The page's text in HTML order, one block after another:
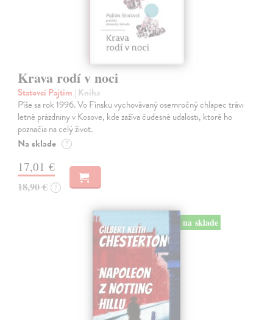
Krava rodí v noci
Statovci Pajtim | Kniha
Píše sa rok 1996. Vo Fínsku vychovávaný osemročný chlapec trávi
letné prázdniny v Kosove, kde zažíva čudesné udalosti, ktoré ho
poznačia na celý život.
Na sklade ?
17,01 €
18,90 € ?
na sklade